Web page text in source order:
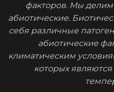
факторов. Мы делим
абиотические.
себя различные
абиотические
климатическим
которых